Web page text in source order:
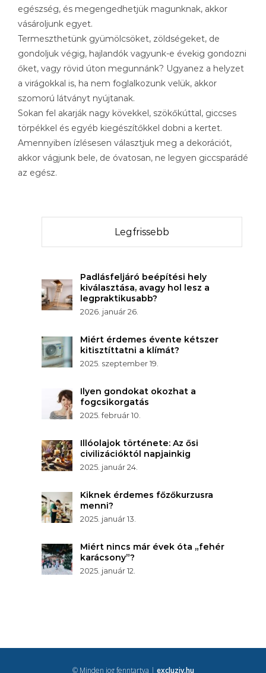
egészség, és megengedhetjük magunknak, akkor
vásároljunk egyet.
Termeszthetünk gyümölcsöket, zöldségeket, de
gondoljuk végig, hajlandók vagyunk-e évekig gondozni
őket, vagy rövid úton megunnánk? Ugyanez a helyzet
a virágokkal is, ha nem foglalkozunk velük, akkor
szomorú látványt nyújtanak.
Sokan fel akarják nagy kövekkel, szökőkúttal, giccses
törpékkel és egyéb kiegészítőkkel dobni a kertet.
Amennyiben ízlésesen választjuk meg a dekorációt,
akkor vágjunk bele, de óvatosan, ne legyen giccsparádé
az egész.
Legfrissebb
Padlásfeljáró beépítési hely
kiválasztása, avagy hol lesz a
legpraktikusabb?
2026. január 26.
Miért érdemes évente kétszer
kitisztíttatni a klímát?
2025. szeptember 19.
Ilyen gondokat okozhat a
fogcsikorgatás
2025. február 10.
Illóolajok története: Az ősi
civilizációktól napjainkig
2025. január 24.
Kiknek érdemes főzőkurzusra
menni?
2025. január 13.
Miért nincs már évek óta „fehér
karácsony”?
2025. január 12.
© Minden jog fenntartva | excluziv.hu